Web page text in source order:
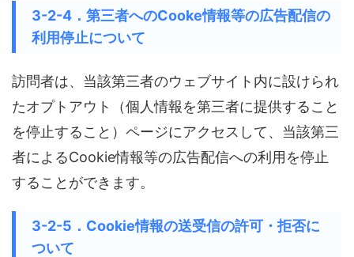
3-2-4．第三者へのCooke情報等の広告配信の
利用停止について
訪問者は、当該第三者のウェブサイト内に設けられ
たオプトアウト（個人情報を第三者に提供すること
を停止すること）ページにアクセスして、当該第三
者によるCookie情報等の広告配信への利用を停止
することができます。
3-2-5．Cookie情報の送受信の許可・拒否に
ついて